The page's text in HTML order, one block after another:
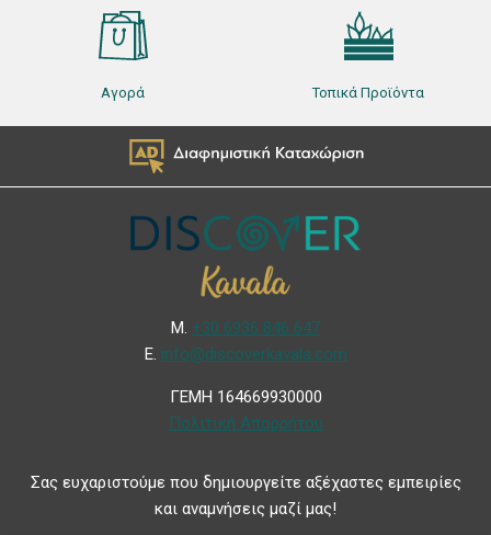
Αγορά Τοπικά Προϊόντα
Μ. +30 6936 846 647
Ε. info@discoverkavala.com
ΓΕΜΗ 164669930000
Πολιτική Απορρήτου
Σας ευχαριστούμε που δημιουργείτε αξέχαστες εμπειρίες
και αναμνήσεις μαζί μας!